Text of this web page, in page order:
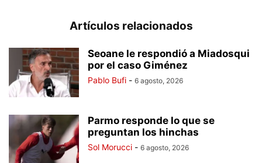
Artículos relacionados
Seoane le respondió a Miadosqui
por el caso Giménez
Pablo Bufi - 6 agosto, 2026
Parmo responde lo que se
preguntan los hinchas
Sol Morucci - 6 agosto, 2026